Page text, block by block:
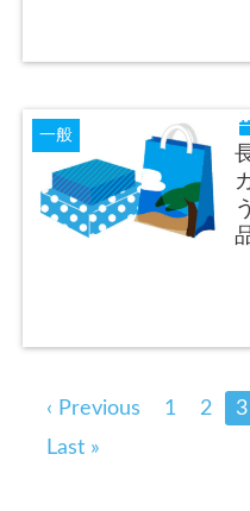
一般
‹ Previous 1 2 3
Last »